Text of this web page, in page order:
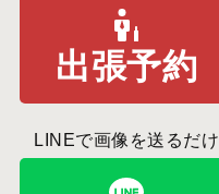
出張予約
LINEで画像を送るだけ